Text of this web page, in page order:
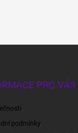
PRO VÁS
podmínky